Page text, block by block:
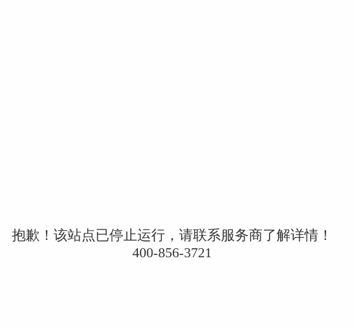
抱歉！该站点已停止运行，请联系服务商了解详情！
400-856-3721